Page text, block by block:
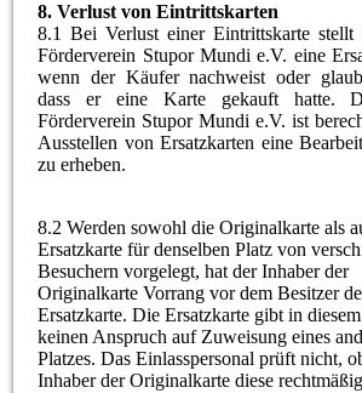
8. Verlust von Eintrittskarten
8.1 Bei Verlust einer Eintrittskarte stellt
Förderverein Stupor Mundi e.V. eine
wenn der Käufer nachweist oder
dass er eine Karte gekauft hatte.
Förderverein Stupor Mundi e.V. ist
Ausstellen von Ersatzkarten eine
zu erheben.
8.2 Werden sowohl die Originalkarte als
Ersatzkarte für denselben Platz von
Besuchern vorgelegt, hat der Inhaber der
Originalkarte Vorrang vor dem Besitzer
Ersatzkarte. Die Ersatzkarte gibt in
keinen Anspruch auf Zuweisung eines
Platzes. Das Einlasspersonal prüft nicht,
Inhaber der Originalkarte diese